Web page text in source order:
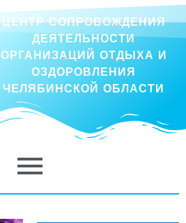
ЦЕНТР СОПРОВОЖДЕНИЯ
ДЕЯТЕЛЬНОСТИ
ОРГАНИЗАЦИЙ ОТДЫХА И
ОЗДОРОВЛЕНИЯ
ЧЕЛЯБИНСКОЙ ОБЛАСТИ